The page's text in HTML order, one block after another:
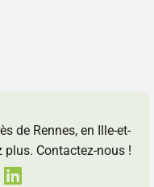
de Rennes, en Ille-et-
plus. Contactez-nous !